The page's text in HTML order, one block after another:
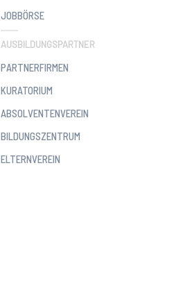
JOBBÖRSE
AUSBILDUNGSPARTNER
PARTNERFIRMEN
KURATORIUM
ABSOLVENTENVEREIN
BILDUNGSZENTRUM
ELTERNVEREIN